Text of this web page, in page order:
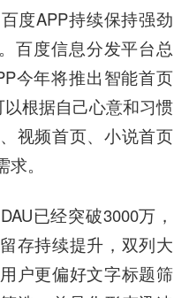
度APP持续保持强劲
百度信息分发平台总
今年将推出智能首页
以根据自己心意和习惯
视频首页、小说首页
。
已经突破3000万，
存持续提升，双列大
户更偏好文字标题筛